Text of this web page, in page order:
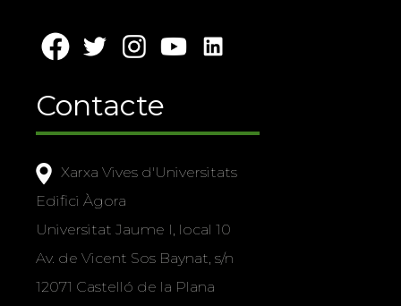
Contacte
Xarxa Vives d'Universitats
Edifici Àgora
Universitat Jaume I, local 10
Av. de Vicent Sos Baynat, s/n
12071 Castelló de la Plana